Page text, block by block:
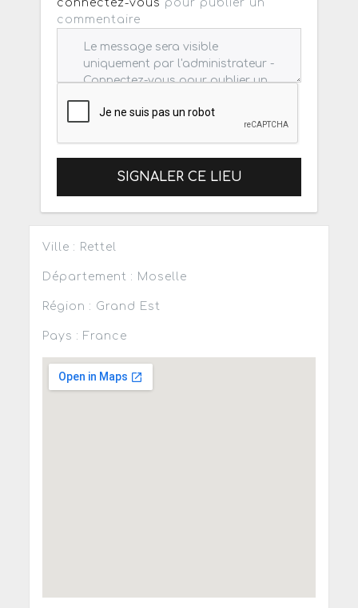
connectez-vous pour publier un
commentaire
SIGNALER CE LIEU
Ville : Rettel
Département : Moselle
Région : Grand Est
Pays : France